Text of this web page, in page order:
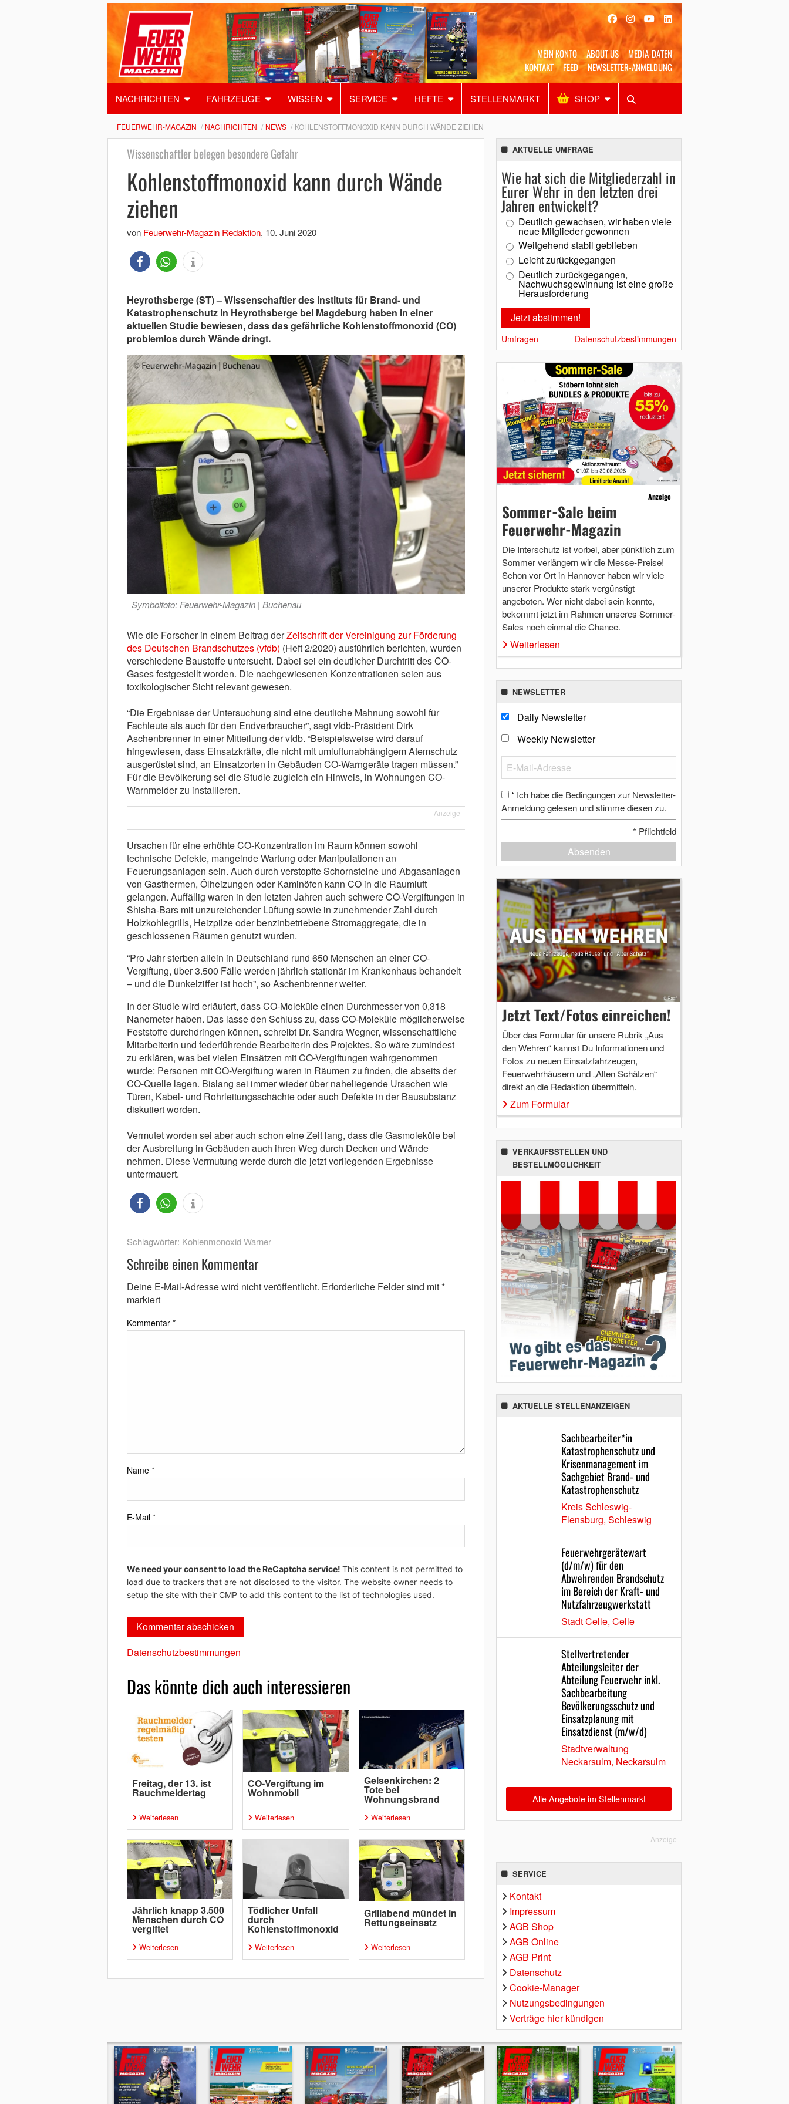
MEIN KONTO ABOUT US
MEDIA-DATEN
KONTAKT
FEED NEWSLETTER-ANMELDUNG
NACHRICHTEN FAHRZEUGE WISSEN SERVICE HEFTE STELLENMARKT SHOP
Alles Shop SUCHEN
FEUERWEHR-MAGAZIN NACHRICHTEN NEWS KOHLENSTOFFMONOXID KANN DURCH WÄNDE ZIEHEN
Wissenschaftler belegen besondere Gefahr
Kohlenstoffmonoxid kann durch Wände
ziehen
von Feuerwehr-Magazin Redaktion, 10. Juni 2020
Heyrothsberge (ST) – Wissenschaftler des Instituts für Brand- und
Katastrophenschutz in Heyrothsberge bei Magdeburg haben in einer
aktuellen Studie bewiesen, dass das gefährliche Kohlenstoffmonoxid (CO)
problemlos durch Wände dringt.
Symbolfoto: Feuerwehr-Magazin | Buchenau
Wie die Forscher in einem Beitrag derZeitschrift der Vereinigung zur Förderung
des Deutschen Brandschutzes (vfdb) (Heft 2/2020) ausführlich berichten, wurden
verschiedene Baustoffe untersucht. Dabei sei ein deutlicher Durchtritt des CO-
Gases festgestellt worden. Die nachgewiesenen Konzentrationen seien aus
toxikologischer Sicht relevant gewesen.
“Die Ergebnisse der Untersuchung sind eine deutliche Mahnung sowohl für
Fachleute als auch für den Endverbraucher”, sagt vfdb-Präsident Dirk
Aschenbrenner in einer Mitteilung der vfdb. “Beispielsweise wird darauf
hingewiesen, dass Einsatzkräfte, die nicht mit umluftunabhängigem Atemschutz
ausgerüstet sind, an Einsatzorten in Gebäuden CO-Warngeräte tragen müssen.”
Für die Bevölkerung sei die Studie zugleich ein Hinweis, in Wohnungen CO-
Warnmelder zu installieren.
Anzeige
Ursachen für eine erhöhte CO-Konzentration im Raum können sowohl
technische Defekte, mangelnde Wartung oder Manipulationen an
Feuerungsanlagen sein. Auch durch verstopfte Schornsteine und Abgasanlagen
von Gasthermen, Ölheizungen oder Kaminöfen kann CO in die Raumluft
gelangen. Auffällig waren in den letzten Jahren auch schwere CO-Vergiftungen in
Shisha-Bars mit unzureichender Lüftung sowie in zunehmender Zahl durch
Holzkohlegrills, Heizpilze oder benzinbetriebene Stromaggregate, die in
geschlossenen Räumen genutzt wurden.
“Pro Jahr sterben allein in Deutschland rund 650 Menschen an einer CO-
Vergiftung, über 3.500 Fälle werden jährlich stationär im Krankenhaus behandelt
– und die Dunkelziffer ist hoch”, so Aschenbrenner weiter.
In der Studie wird erläutert, dass CO-Moleküle einen Durchmesser von 0,318
Nanometer haben. Das lasse den Schluss zu, dass CO-Moleküle möglicherweise
Feststoffe durchdringen können, schreibt Dr. Sandra Wegner, wissenschaftliche
Mitarbeiterin und federführende Bearbeiterin des Projektes. So wäre zumindest
zu erklären, was bei vielen Einsätzen mit CO-Vergiftungen wahrgenommen
wurde: Personen mit CO-Vergiftung waren in Räumen zu finden, die abseits der
CO-Quelle lagen. Bislang sei immer wieder über naheliegende Ursachen wie
Türen, Kabel- und Rohrleitungsschächte oder auch Defekte in der Bausubstanz
diskutiert worden.
Vermutet worden sei aber auch schon eine Zeit lang, dass die Gasmoleküle bei
der Ausbreitung in Gebäuden auch ihren Weg durch Decken und Wände
nehmen. Diese Vermutung werde durch die jetzt vorliegenden Ergebnisse
untermauert.
Schlagwörter: Kohlenmonoxid Warner
Schreibe einen Kommentar
Deine E-Mail-Adresse wird nicht veröffentlicht. Erforderliche Felder sind mit*
markiert
Kommentar *
Name *
E-Mail *
We need your consent to load the ReCaptcha service! This content is not permitted to
load due to trackers that are not disclosed to the visitor. The website owner needs to
setup the site with their CMP to add this content to the list of technologies used.
Datenschutzbestimmungen
Das könnte dich auch interessieren
Freitag, der 13. ist
Rauchmeldertag
Weiterlesen
CO-Vergiftung im
Wohnmobil
Weiterlesen
Gelsenkirchen: 2
Tote bei
Wohnungsbrand
Weiterlesen
Jährlich knapp 3.500
Menschen durch CO
vergiftet
Weiterlesen
Tödlicher Unfall
durch
Kohlenstoffmonoxid
Weiterlesen
Grillabend mündet in
Rettungseinsatz
Weiterlesen
AKTUELLE UMFRAGE
Wie hat sich die Mitgliederzahl in
Eurer Wehr in den letzten drei
Jahren entwickelt?
Deutlich gewachsen, wir haben viele
neue Mitglieder gewonnen
Weitgehend stabil geblieben
Leicht zurückgegangen
Deutlich zurückgegangen,
Nachwuchsgewinnung ist eine große
Herausforderung
Umfragen Datenschutzbestimmungen
Anzeige
Sommer-Sale beim
Feuerwehr-Magazin
Die Interschutz ist vorbei, aber pünktlich zum
Sommer verlängern wir die Messe-Preise!
Schon vor Ort in Hannover haben wir viele
unserer Produkte stark vergünstigt
angeboten. Wer nicht dabei sein konnte,
bekommt jetzt im Rahmen unseres Sommer-
Sales noch einmal die Chance.
Weiterlesen
NEWSLETTER
Daily Newsletter
Weekly Newsletter
* Ich habe die Bedingungen zur Newsletter-
Anmeldung gelesen und stimme diesen zu.
* Pflichtfeld
Absenden
Jetzt Text/Fotos einreichen!
Über das Formular für unsere Rubrik „Aus
den Wehren“ kannst Du Informationen und
Fotos zu neuen Einsatzfahrzeugen,
Feuerwehrhäusern und „Alten Schätzen“
direkt an die Redaktion übermitteln.
Zum Formular
VERKAUFSSTELLEN UND
BESTELLMÖGLICHKEIT
AKTUELLE STELLENANZEIGEN
Sachbearbeiter*in
Katastrophenschutz und
Krisenmanagement im
Sachgebiet Brand- und
Katastrophenschutz
Kreis Schleswig-
Flensburg, Schleswig
Feuerwehrgerätewart
(d/m/w) für den
Abwehrenden Brandschutz
im Bereich der Kraft- und
Nutzfahrzeugwerkstatt
Stadt Celle, Celle
Stellvertretender
Abteilungsleiter der
Abteilung Feuerwehr inkl.
Sachbearbeitung
Bevölkerungsschutz und
Einsatzplanung mit
Einsatzdienst (m/w/d)
Stadtverwaltung
Neckarsulm, Neckarsulm
Alle Angebote im Stellenmarkt
Anzeige
SERVICE
Kontakt
Impressum
AGB Shop
AGB Online
AGB Print
Datenschutz
Cookie-Manager
Nutzungsbedingungen
Verträge hier kündigen